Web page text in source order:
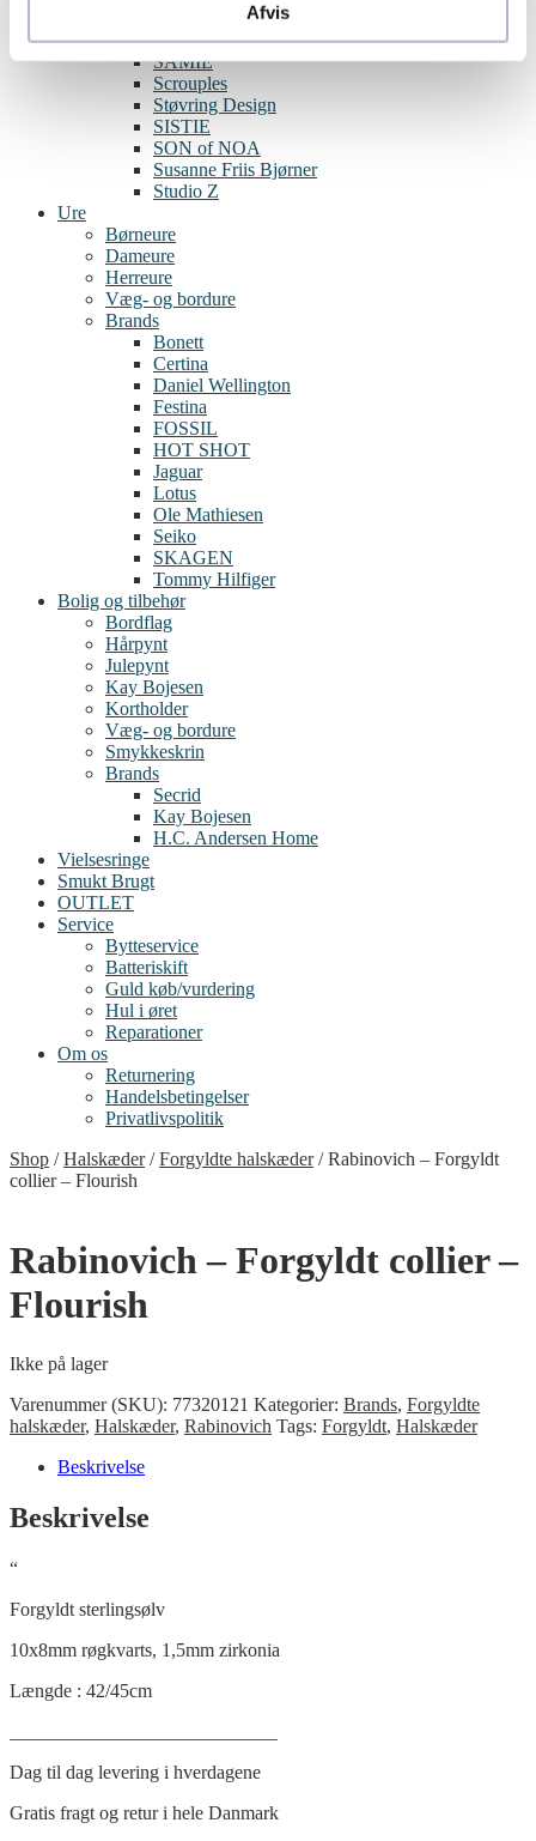
Afvis
Randers Sølv
Rabinovich
SAMIE
Scrouples
Støvring Design
SISTIE
SON of NOA
Susanne Friis Bjørner
Studio Z
Ure
Børneure
Dameure
Herreure
Væg- og bordure
Brands
Bonett
Certina
Daniel Wellington
Festina
FOSSIL
HOT SHOT
Jaguar
Lotus
Ole Mathiesen
Seiko
SKAGEN
Tommy Hilfiger
Bolig og tilbehør
Bordflag
Hårpynt
Julepynt
Kay Bojesen
Kortholder
Væg- og bordure
Smykkeskrin
Brands
Secrid
Kay Bojesen
H.C. Andersen Home
Vielsesringe
Smukt Brugt
OUTLET
Service
Bytteservice
Batteriskift
Guld køb/vurdering
Hul i øret
Reparationer
Om os
Returnering
Handelsbetingelser
Privatlivspolitik
Shop /Halskæder/Forgyldte halskæder/Rabinovich – Forgyldt
collier – Flourish
Rabinovich – Forgyldt collier –
Flourish
Ikke på lager
Varenummer (SKU): 77320121 Kategorier: Brands, Forgyldte
halskæder, Halskæder, Rabinovich Tags: Forgyldt, Halskæder
Beskrivelse
Beskrivelse
“
Forgyldt sterlingsølv
10x8mm røgkvarts, 1,5mm zirkonia
Længde : 42/45cm
Dag til dag levering i hverdagene
Gratis fragt og returi hele Danmark